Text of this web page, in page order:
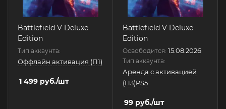
Battlefield V Deluxe
Edition
Тип аккаунта:
Оффлайн активация (П1)
1 499 руб./шт
Battlefield V Deluxe
Edition
Освободится: 15.08.2026
Тип аккаунта:
Аренда с активацией
(П3)PS5
99 руб./шт